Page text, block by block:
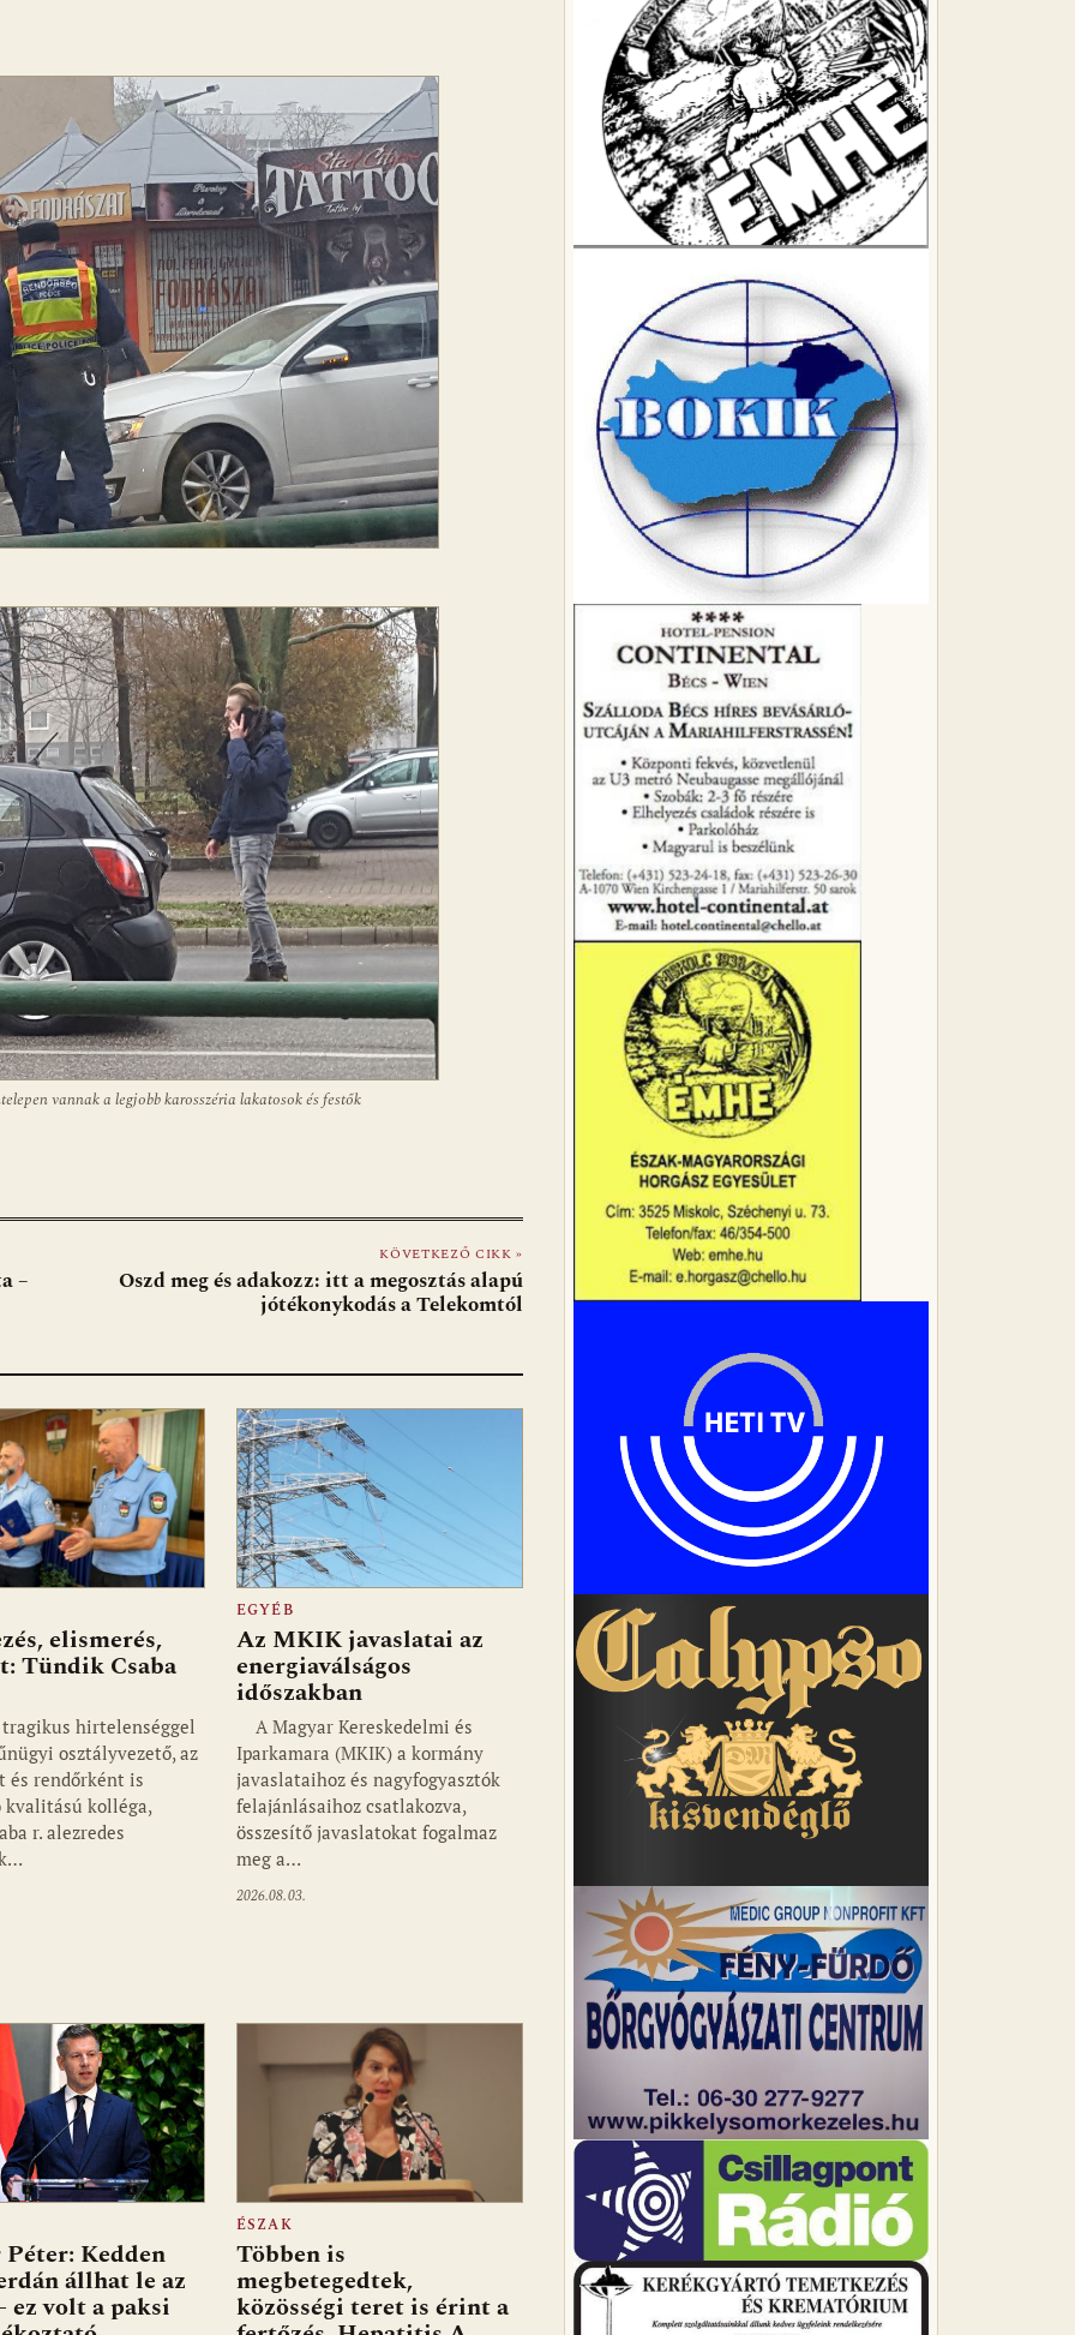
vannak a legjobb karosszéria lakatosok és festők
–
KÖVETKEZŐ CIKK »
Oszd meg és adakozz: itt a megosztás alapú
jótékonykodás a Telekomtól
elismerés,
Tündik Csaba
tragikus hirtelenséggel
osztályvezető, az
és rendőrként is
kvalitású kolléga,
r. alezredes
EGYÉB
Az MKIK javaslatai az
energiaválságos
időszakban
A Magyar Kereskedelmi és
Iparkamara (MKIK) a kormány
javaslataihoz és nagyfogyasztók
felajánlásaihoz csatlakozva,
összesítő javaslatokat fogalmaz
meg a…
2026.08.03.
Kedden
állhat le az
ez volt a paksi
ÉSZAK
Többen is
megbetegedtek,
közösségi teret is érint a